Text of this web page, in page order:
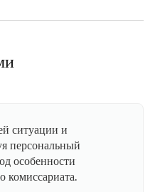
ситуации и
персональный
особенности
комиссариата.